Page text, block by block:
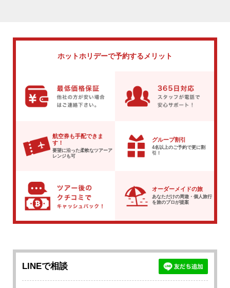
ホットホリデーで予約するメリット
航空券も手配できま
す！
要望に沿った柔軟なツアーア
レンジも可
グループ割引
4名以上のご予約で更に割
引！
オーダーメイドの旅
あなただけの周遊・個人旅行
を旅のプロが提案
LINEで相談